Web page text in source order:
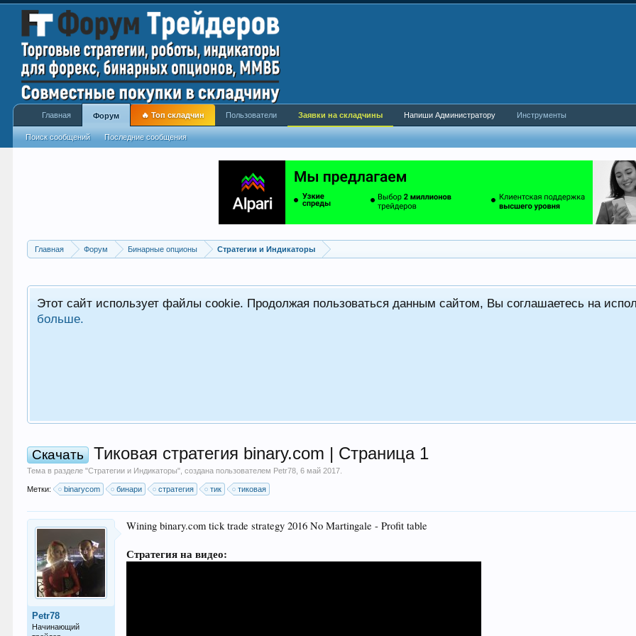
Главная Форум Бинарные опционы Стратегии и Индикаторы
Этот сайт использует файлы cookie. Продолжая пользоваться данным сайтом, Вы соглашаетесь на
больше.
Скачать Тиковая стратегия binary.com | Страница 1
Тема в разделе "Стратегии и Индикаторы", создана пользователем Petr78 ,6 май 2017
Метки: binarycom бинари стратегия тик тиковая
Petr78
Начинающий
Wining binary.com tick trade strategy 2016 No Martingale - Profit table
Стратегия на видео:
Главная Форум
Поиск сообщений Последние сообщения
🔥 Топ складчин Пользователи Заявки на складчины Напиши Администратору Инструменты